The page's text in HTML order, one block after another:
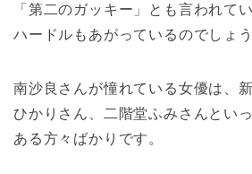
「第二のガッキー」とも言われて
ハードルもあがっているのでしょう
南沙良さんが憧れている女優は、
ひかりさん、二階堂ふみさんとい
ある方々ばかりです。